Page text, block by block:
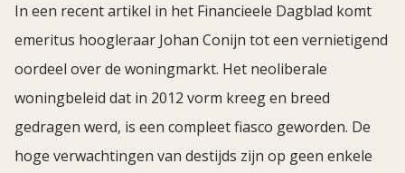
In een recent artikel in het Financieele Dagblad komt
emeritus hoogleraar Johan Conijn tot een vernietigend
oordeel over de woningmarkt. Het neoliberale
woningbeleid dat in 2012 vorm kreeg en breed
gedragen werd, is een compleet fiasco geworden. De
hoge verwachtingen van destijds zijn op geen enkele